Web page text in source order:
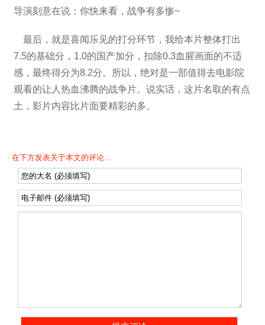
导演刻意在说：你快来看，战争有多惨~
最后，就是喜闻乐见的打分环节，我给本片整体打出
7.5的基础分，1.0的国产加分，扣除0.3血腥画面的不适
感，最终得分为8.2分。所以，绝对是一部值得去电影院
观看的让人热血沸腾的战争片。说实话，这片名取的有点
土，影片内容比片面要精彩的多。
在下方发表关于本文的评论...